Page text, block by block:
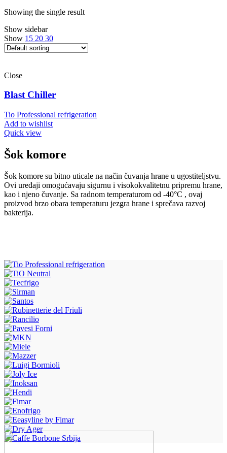
Showing the single result
Show sidebar
Show 15 20 30
Close
Blast Chiller
Tio Professional refrigeration
Add to wishlist
Quick view
Šok komore
Šok komore su bitno uticale na način čuvanja hrane u ugostiteljstvu.
Ovi uređaji omogućavaju sigurnu i visokokvalitetnu pripremu hrane,
kao i njeno čuvanje. Sa radnom temperaturom od -40°C , ovaj
proizvod brzo obara temperaturu jezgra hrane i sprečava razvoj
bakterija.